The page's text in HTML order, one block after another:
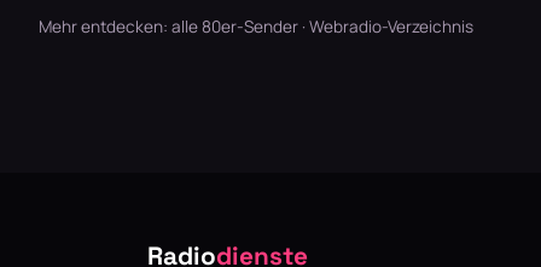
Mehr entdecken: alle 80er-Sender · Webradio-Verzeichnis
Radiodienste